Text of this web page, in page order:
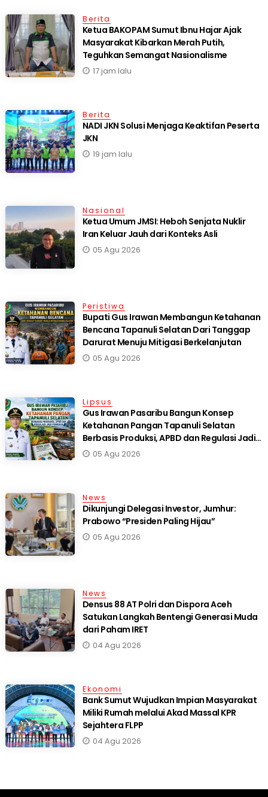
Berita
Ketua BAKOPAM Sumut Ibnu Hajar Ajak
Masyarakat Kibarkan Merah Putih,
Teguhkan Semangat Nasionalisme
17 jam lalu
Berita
NADI JKN Solusi Menjaga Keaktifan Peserta
JKN
19 jam lalu
Nasional
Ketua Umum JMSI: Heboh Senjata Nuklir
Iran Keluar Jauh dari Konteks Asli
05 Agu 2026
Peristiwa
Bupati Gus Irawan Membangun Ketahanan
Bencana Tapanuli Selatan Dari Tanggap
Darurat Menuju Mitigasi Berkelanjutan
05 Agu 2026
Lipsus
Gus Irawan Pasaribu Bangun Konsep
Ketahanan Pangan Tapanuli Selatan
Berbasis Produksi, APBD dan Regulasi Jadi
Fondasi
05 Agu 2026
News
Dikunjungi Delegasi Investor, Jumhur:
Prabowo “Presiden Paling Hijau”
05 Agu 2026
News
Densus 88 AT Polri dan Dispora Aceh
Satukan Langkah Bentengi Generasi Muda
dari Paham IRET
04 Agu 2026
Ekonomi
Bank Sumut Wujudkan Impian Masyarakat
Miliki Rumah melalui Akad Massal KPR
Sejahtera FLPP
04 Agu 2026